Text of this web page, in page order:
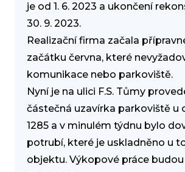
je od 1. 6. 2023 a ukončení
30. 9. 2023.
Realizační firma začala
začátku června, které
komunikace nebo parkoviště.
Nyní je na ulici F.S. Tůmy
částečná uzavírka parkoviště u
1285 a v minulém týdnu bylo
potrubí, které je uskladněno u
objektu. Výkopové práce budou